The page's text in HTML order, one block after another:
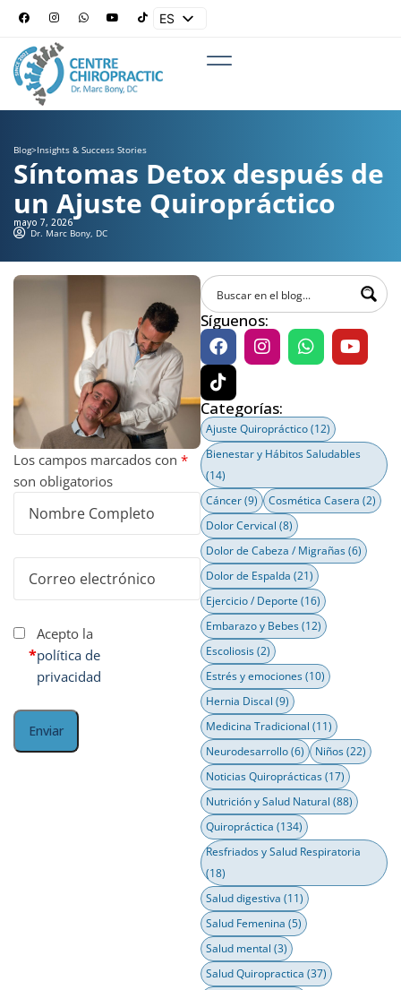
ES
Blog>Insights & Success Stories
Síntomas Detox después de
un Ajuste Quiropráctico
mayo 7, 2026
Dr. Marc Bony, DC
Los campos marcados con *
son obligatorios
*
Acepto la
política de
privacidad
Síguenos:
Categorías:
Ajuste Quiropráctico(12)
Bienestar y Hábitos Saludables
(14)
Cáncer(9) Cosmética Casera (2)
Dolor Cervical (8)
Dolor de Cabeza / Migrañas(6)
Dolor de Espalda (21)
Ejercicio / Deporte (16)
Embarazo y Bebes(12)
Escoliosis(2)
Estrés y emociones(10)
Hernia Discal (9)
Medicina Tradicional (11)
Neurodesarrollo(6) Niños(22)
Noticias Quiroprácticas(17)
Nutrición y Salud Natural (88)
Quiropráctica (134)
Resfriados y Salud Respiratoria
(18)
Salud digestiva (11)
Salud Femenina (5)
Salud mental (3)
Salud Quiropractica (37)